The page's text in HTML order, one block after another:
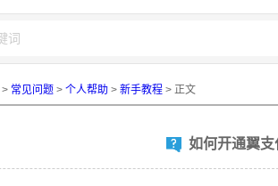
> 常见问题 > 个人帮助 > 新手教程 > 正文
如何开通翼支